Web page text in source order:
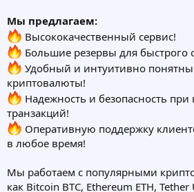
Мы предлагаем:
Высококачественный сервис!
Большие резервы для быстрого
Удобный и интуитивно
криптовалюты!
Надежность и безопасность
транзакций!
Оперативную поддержку
в любое время!
Мы работаем с популярными
как Bitcoin BTC, Ethereum ETH, Tether